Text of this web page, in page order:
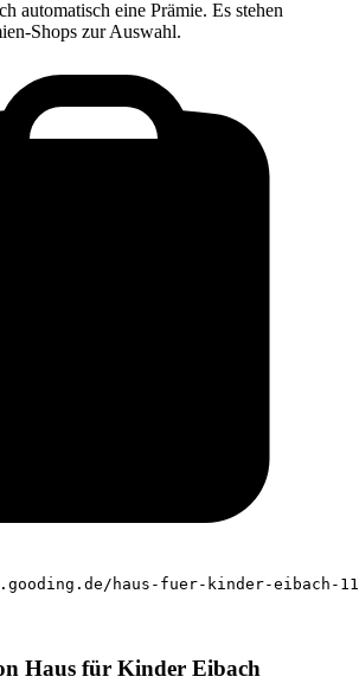
automatisch eine Prämie. Es stehen
Shops zur Auswahl.
haus-fuer-kinder-eibach-
Haus für Kinder Eibach